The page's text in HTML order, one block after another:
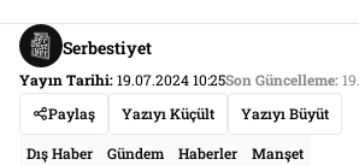
Serbestiyet
Yayın Tarihi:19.07.2024 10:25Son Güncelleme:
Paylaş
Yazıyı Küçült Yazıyı Büyüt
Dış Haber Gündem Haberler Manşet